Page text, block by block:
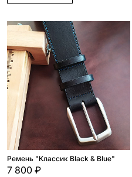
Ремень "Классик Black & Blue"
7 800 ₽